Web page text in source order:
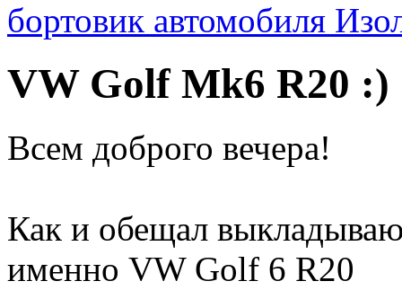
бортовик автомобиля
VW Golf Mk6 R20 :)
Всем доброго вечера!
Как и обещал
именно VW Golf 6 R20